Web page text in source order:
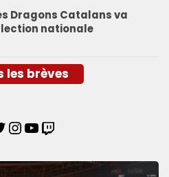
Dragons Catalans va
nationale
les brèves